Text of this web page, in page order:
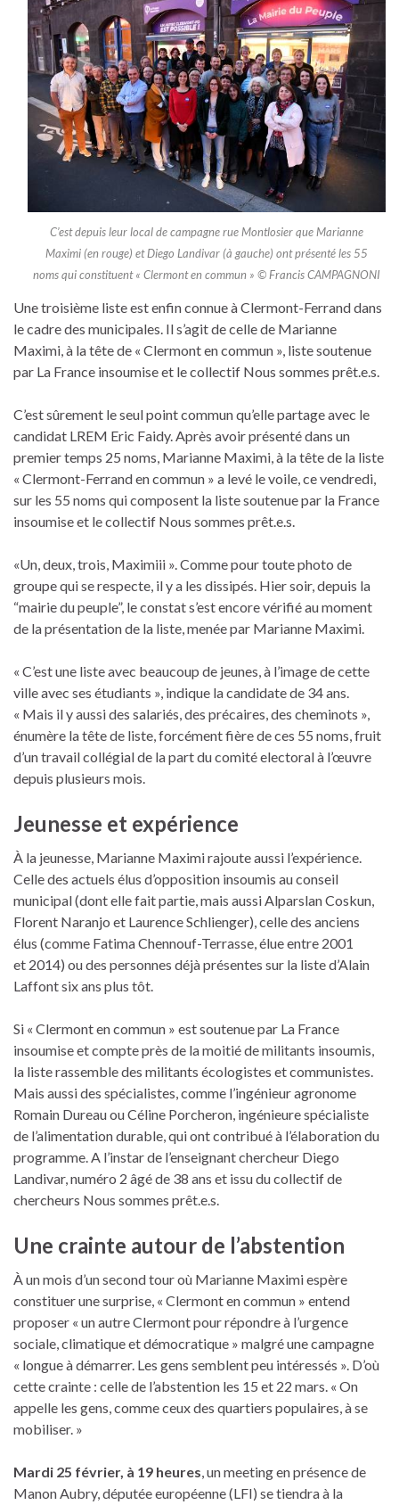
C’est depuis leur local de campagne rue Montlosier que Marianne
Maximi (en rouge) et Diego Landivar (à gauche) ont présenté les 55
noms qui constituent « Clermont en commun » © Francis CAMPAGNONI
Une troisième liste est enfin connue à Clermont-Ferrand dans
le cadre des municipales. Il s’agit de celle de Marianne
Maximi, à la tête de « Clermont en commun », liste soutenue
par La France insoumise et le collectif Nous sommes prêt.e.s.
C’est sûrement le seul point commun qu’elle partage avec le
candidat LREM Eric Faidy. Après avoir présenté dans un
premier temps 25 noms, Marianne Maximi, à la tête de la liste
« Clermont-Ferrand en commun » a levé le voile, ce vendredi,
sur les 55 noms qui composent la liste soutenue par la France
insoumise et le collectif Nous sommes prêt.e.s.
«Un, deux, trois, Maximiii ». Comme pour toute photo de
groupe qui se respecte, il y a les dissipés. Hier soir, depuis la
“mairie du peuple”, le constat s’est encore vérifié au moment
de la présentation de la liste, menée par Marianne Maximi.
« C’est une liste avec beaucoup de jeunes, à l’image de cette
ville avec ses étudiants », indique la candidate de 34 ans.
« Mais il y aussi des salariés, des précaires, des cheminots »,
énumère la tête de liste, forcément fière de ces 55 noms, fruit
d’un travail collégial de la part du comité electoral à l’œuvre
depuis plusieurs mois.
Jeunesse et expérience
À la jeunesse, Marianne Maximi rajoute aussi l’expérience.
Celle des actuels élus d’opposition insoumis au conseil
municipal (dont elle fait partie, mais aussi Alparslan Coskun,
Florent Naranjo et Laurence Schlienger), celle des anciens
élus (comme Fatima Chennouf-Terrasse, élue entre 2001
et 2014) ou des personnes déjà présentes sur la liste d’Alain
Laffont six ans plus tôt.
Si « Clermont en commun » est soutenue par La France
insoumise et compte près de la moitié de militants insoumis,
la liste rassemble des militants écologistes et communistes.
Mais aussi des spécialistes, comme l’ingénieur agronome
Romain Dureau ou Céline Porcheron, ingénieure spécialiste
de l’alimentation durable, qui ont contribué à l’élaboration du
programme. A l’instar de l’enseignant chercheur Diego
Landivar, numéro 2 âgé de 38 ans et issu du collectif de
chercheurs Nous sommes prêt.e.s.
Une crainte autour de l’abstention
À un mois d’un second tour où Marianne Maximi espère
constituer une surprise, « Clermont en commun » entend
proposer « un autre Clermont pour répondre à l’urgence
sociale, climatique et démocratique » malgré une campagne
« longue à démarrer. Les gens semblent peu intéressés ». D’où
cette crainte : celle de l’abstention les 15 et 22 mars. « On
appelle les gens, comme ceux des quartiers populaires, à se
mobiliser. »
Mardi 25 février, à 19 heures, un meeting en présence de
Manon Aubry, députée européenne (LFI) se tiendra à la